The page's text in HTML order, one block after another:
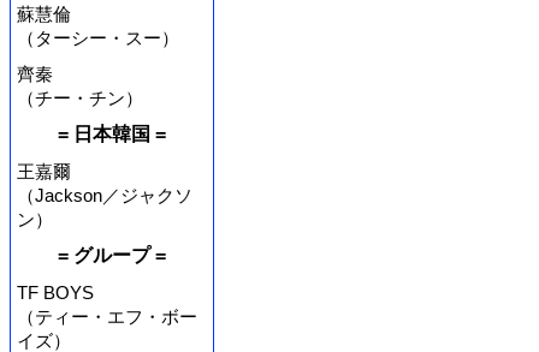
蘇慧倫
（ターシー・スー）
齊秦
（チー・チン）
= 日本韓国 =
王嘉爾
（Jackson／ジャクソ
ン）
= グループ =
TF BOYS
（ティー・エフ・ボー
イズ）